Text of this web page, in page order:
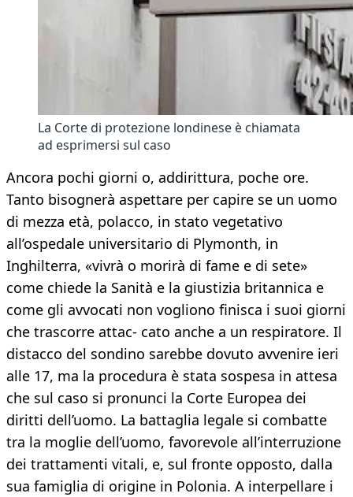
La Corte di protezione londinese è chiamata
ad esprimersi sul caso
Ancora pochi giorni o, addirittura, poche ore.
Tanto bisognerà aspettare per capire se un uomo
di mezza età, polacco, in stato vegetativo
all’ospedale universitario di Plymonth, in
Inghilterra, «vivrà o morirà di fame e di sete»
come chiede la Sanità e la giustizia britannica e
come gli avvocati non vogliono finisca i suoi giorni
che trascorre attac- cato anche a un respiratore. Il
distacco del sondino sarebbe dovuto avvenire ieri
alle 17, ma la procedura è stata sospesa in attesa
che sul caso si pronunci la Corte Europea dei
diritti dell’uomo. La battaglia legale si combatte
tra la moglie dell’uomo, favorevole all’interruzione
dei trattamenti vitali, e, sul fronte opposto, dalla
sua famiglia di origine in Polonia. A interpellare i